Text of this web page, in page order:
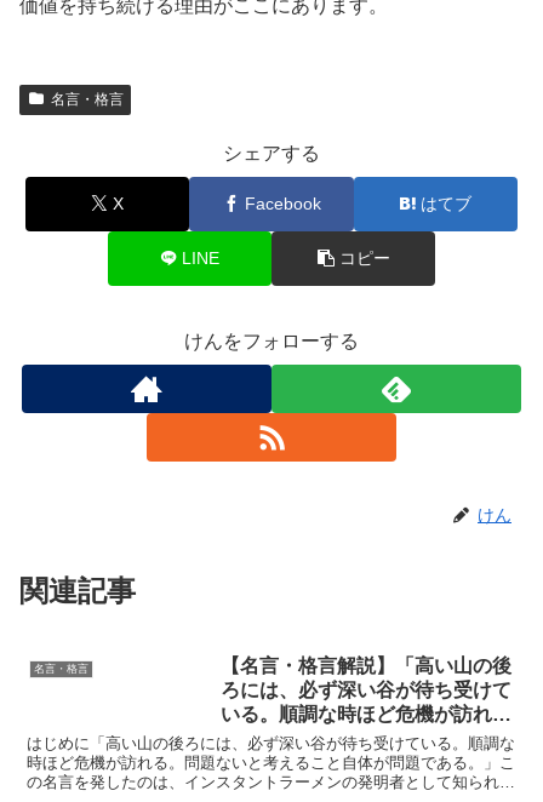
価値を持ち続ける理由がここにあります。
名言・格言
シェアする
X Facebook はてブ
LINE コピー
けんをフォローする
けん
関連記事
名言・格言
【名言・格言解説】「高い山の後
ろには、必ず深い谷が待ち受けて
いる。順調な時ほど危機が訪れ
る。問題ないと考えること自体が
問題である。」by 安藤百福の深
い意味と得られる教訓
はじめに「高い山の後ろには、必ず深い谷が待ち受けている。順調な
時ほど危機が訪れる。問題ないと考えること自体が問題である。」こ
の名言を発したのは、インスタントラーメンの発明者として知られる